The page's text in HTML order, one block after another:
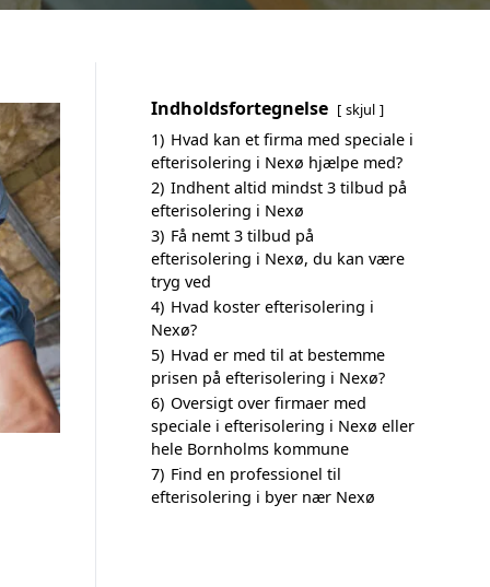
Indholdsfortegnelse skjul
1) Hvad kan et firma med speciale i
efterisolering i Nexø hjælpe med?
2) Indhent altid mindst 3 tilbud på
efterisolering i Nexø
3) Få nemt 3 tilbud på
efterisolering i Nexø, du kan være
tryg ved
4) Hvad koster efterisolering i
Nexø?
5) Hvad er med til at bestemme
prisen på efterisolering i Nexø?
6) Oversigt over firmaer med
speciale i efterisolering i Nexø eller
hele Bornholms kommune
7) Find en professionel til
efterisolering i byer nær Nexø